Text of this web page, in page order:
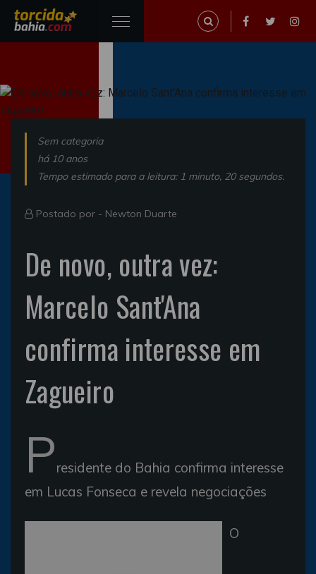
Sem categoria
há 10 anos
Tempo estimado para a leitura: 1 minuto, 20 segundos.
Postado por - Newton Duarte
De novo, outra vez:
Marcelo Sant'Ana
confirma interesse em
Zagueiro
Presidente do Bahia confirma interesse
em Lucas Fonseca e revela negociações
O